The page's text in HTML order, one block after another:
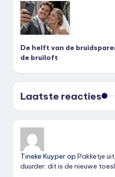
De helft van de
de bruiloft
Laatste reacties
Tineke Kuyperop Pakketje
duurder: dit is de nieuwe